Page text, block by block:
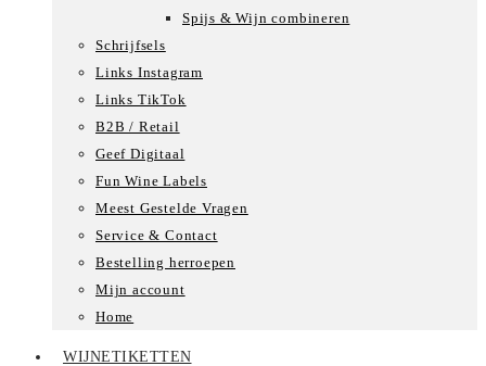
Spijs & Wijn combineren
Schrijfsels
Links Instagram
Links TikTok
B2B / Retail
Geef Digitaal
Fun Wine Labels
Meest Gestelde Vragen
Service & Contact
Bestelling herroepen
Mijn account
Home
WIJNETIKETTEN